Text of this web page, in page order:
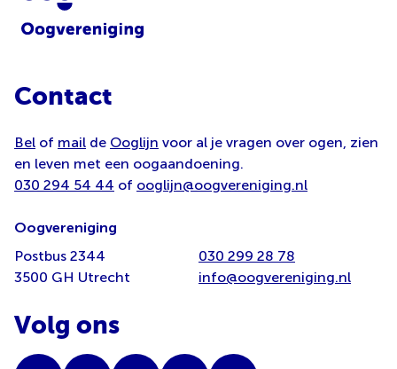
Contact
Bel of mail de Ooglijn voor al je vragen over ogen, zien
en leven met een oogaandoening.
030 294 54 44 of ooglijn@oogvereniging.nl
Oogvereniging
Postbus 2344
3500 GH Utrecht
030 299 28 78
info@oogvereniging.nl
Volg ons